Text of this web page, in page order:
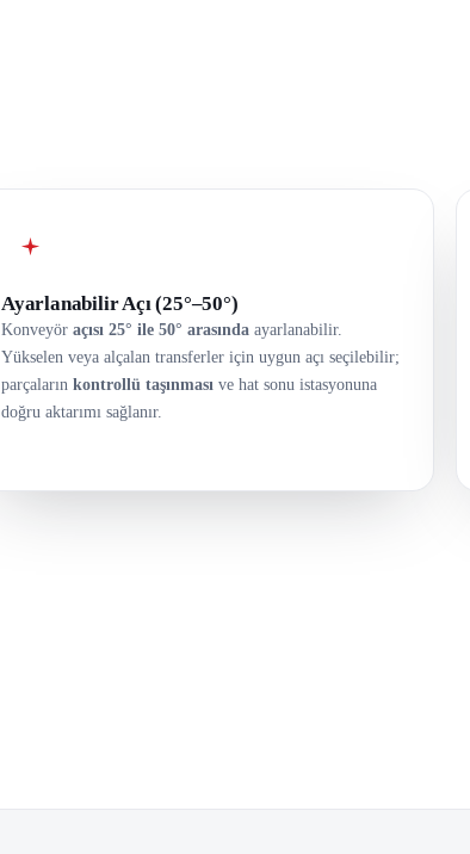
Ayarlanabilir Açı (25°–50°)
Konveyör açısı 25° ile 50° arasında ayarlanabilir.
Yükselen veya alçalan transferler için uygun açı seçilebilir;
parçaların kontrollü taşınması ve hat sonu istasyonuna
doğru aktarımı sağlanır.